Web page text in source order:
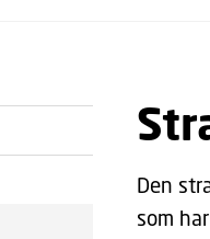
Den
som